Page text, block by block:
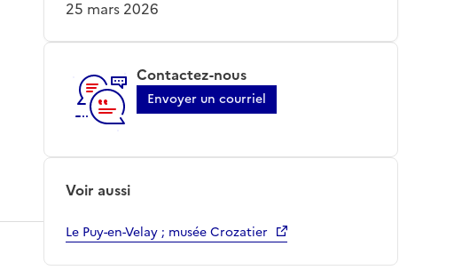
25 mars 2026
Contactez-nous
Envoyer un courriel
Voir aussi
Le Puy-en-Velay ; musée Crozatier